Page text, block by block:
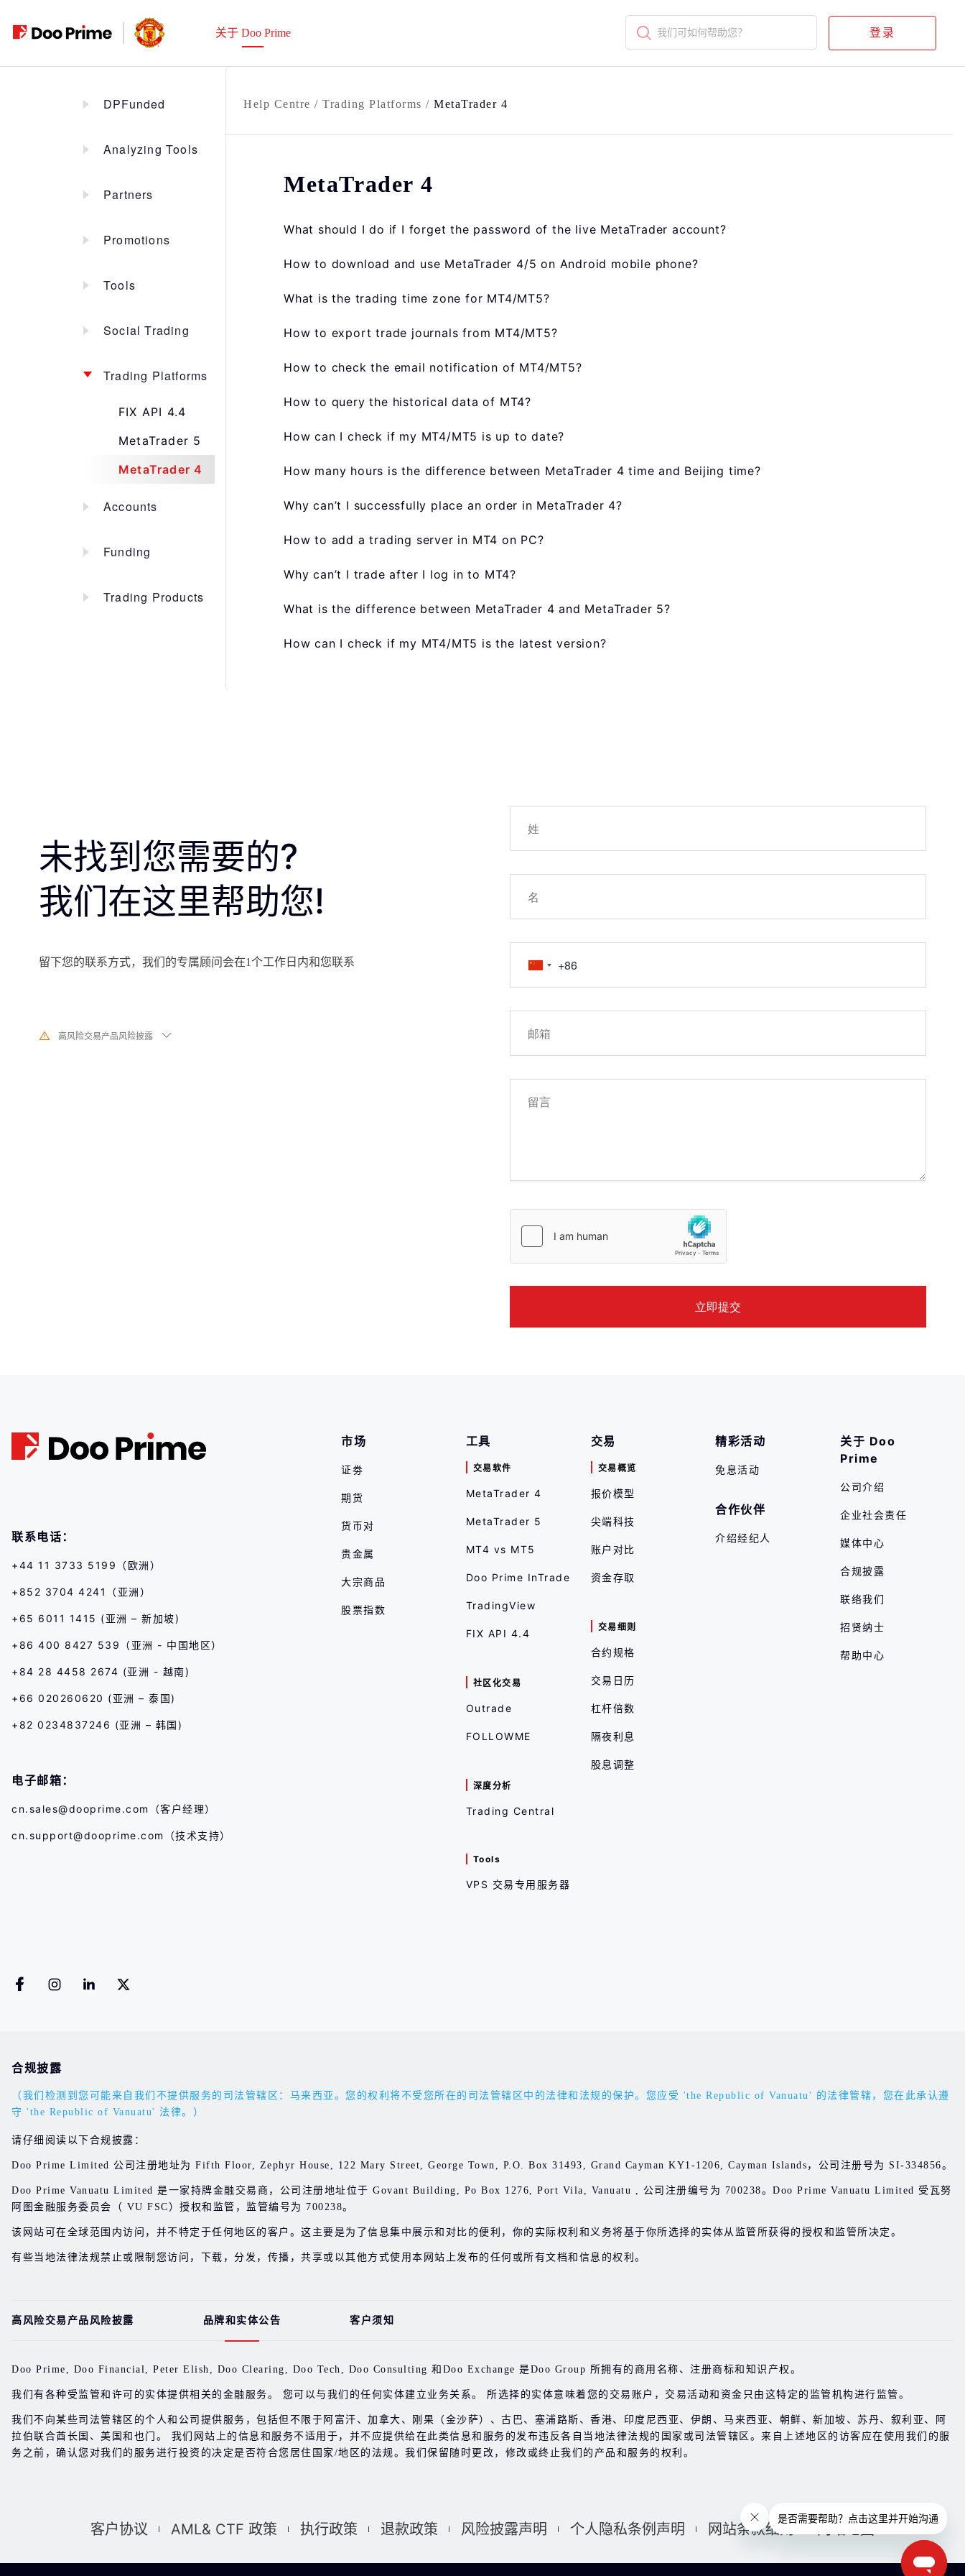
关于 Doo Prime 我们可如何帮助您？ 登录
DPFunded
Analyzing Tools
Partners
Promotions
Tools
Social Trading
Trading Platforms
FIX API 4.4
MetaTrader 5
MetaTrader 4
Accounts
Funding
Trading Products
Help Centre / Trading Platforms / MetaTrader 4
MetaTrader 4
What should I do if I forget the password of the live MetaTrader account?
How to download and use MetaTrader 4/5 on Android mobile phone?
What is the trading time zone for MT4/MT5?
How to export trade journals from MT4/MT5?
How to check the email notification of MT4/MT5?
How to query the historical data of MT4?
How can I check if my MT4/MT5 is up to date?
How many hours is the difference between MetaTrader 4 time and Beijing time?
Why can’t I successfully place an order in MetaTrader 4?
How to add a trading server in MT4 on PC?
Why can’t I trade after I log in to MT4?
What is the difference between MetaTrader 4 and MetaTrader 5?
How can I check if my MT4/MT5 is the latest version?
未找到您需要的?
我们在这里帮助您!
留下您的联系方式，我们的专属顾问会在1个工作日内和您联系
高风险交易产品风险披露
联系电话：
+44 11 3733 5199（欧洲）
+852 3704 4241（亚洲）
+65 6011 1415 (亚洲 – 新加坡)
+86 400 8427 539（亚洲 - 中国地区）
+84 28 4458 2674 (亚洲 - 越南)
+66 020260620 (亚洲 – 泰国)
+82 0234837246 (亚洲 – 韩国)
电子邮箱：
cn.sales@dooprime.com （客户经理）
cn.support@dooprime.com （技术支持）
市场
证劵
期货
货币对
贵金属
大宗商品
股票指数
工具
交易软件
MetaTrader 4
MetaTrader 5
MT4 vs MT5
Doo Prime InTrade
TradingView
FIX API 4.4
社区化交易
Outrade
FOLLOWME
深度分析
Trading Central
Tools
VPS 交易专用服务器
交易
交易概览
报价模型
尖端科技
账户对比
资金存取
交易细则
合约规格
交易日历
杠杆倍数
隔夜利息
股息调整
精彩活动
免息活动
合作伙伴
介绍经纪人
关于 Doo
Prime
公司介绍
企业社会责任
媒体中心
合规披露
联络我们
招贤纳士
帮助中心
合规披露
（我们检测到您可能来自我们不提供服务的司法管辖区：马来西亚。您的权利将不受您所在的司法管辖区中的法律和法规的保护。您应受 'the Republic of Vanuatu' 的法律管辖，您在此承认遵
守 'the Republic of Vanuatu' 法律。）
请仔细阅读以下合规披露：
Doo Prime Limited 公司注册地址为 Fifth Floor, Zephyr House, 122 Mary Street, George Town, P.O. Box 31493, Grand Cayman KY1-1206, Cayman Islands，公司注册号为 SI-334856。
Doo Prime Vanuatu Limited 是一家持牌金融交易商，公司注册地址位于 Govant Building, Po Box 1276, Port Vila, Vanuatu , 公司注册编号为 700238。Doo Prime Vanuatu Limited 受瓦努
阿图金融服务委员会（ VU FSC）授权和监管，监管编号为 700238。
该网站可在全球范围内访问，并不特定于任何地区的客户。这主要是为了信息集中展示和对比的便利，你的实际权利和义务将基于你所选择的实体从监管所获得的授权和监管所决定。
有些当地法律法规禁止或限制您访问，下载，分发，传播，共享或以其他方式使用本网站上发布的任何或所有文档和信息的权利。
高风险交易产品风险披露 品牌和实体公告 客户须知
Doo Prime, Doo Financial, Peter Elish, Doo Clearing, Doo Tech, Doo Consulting 和Doo Exchange 是Doo Group 所拥有的商用名称、注册商标和知识产权。
我们有各种受监管和许可的实体提供相关的金融服务。 您可以与我们的任何实体建立业务关系。 所选择的实体意味着您的交易账户，交易活动和资金只由这特定的监管机构进行监管。
我们不向某些司法管辖区的个人和公司提供服务，包括但不限于阿富汗、加拿大、刚果（金沙萨）、古巴、塞浦路斯、香港、印度尼西亚、伊朗、马来西亚、朝鲜、新加坡、苏丹、叙利亚、阿
拉伯联合酋长国、美国和也门。 我们网站上的信息和服务不适用于，并不应提供给在此类信息和服务的发布违反各自当地法律法规的国家或司法管辖区。来自上述地区的访客应在使用我们的服
务之前，确认您对我们的服务进行投资的决定是否符合您居住国家/地区的法规。我们保留随时更改，修改或终止我们的产品和服务的权利。
客户协议 AML& CTF 政策 执行政策 退款政策 风险披露声明 个人隐私条例声明 网站条款细则 网站地图